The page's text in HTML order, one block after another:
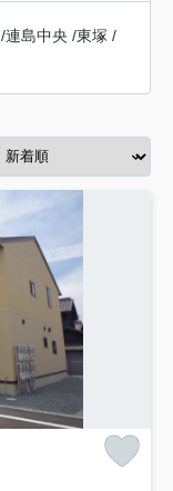
/連島中央 /東塚 /